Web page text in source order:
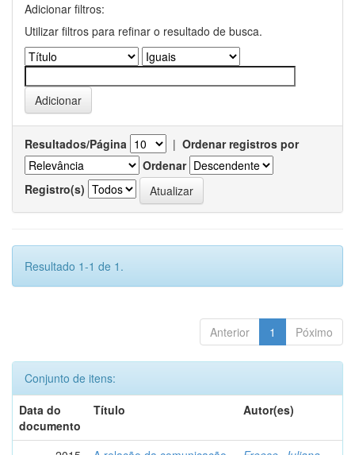
Adicionar filtros:
Utilizar filtros para refinar o resultado de busca.
Resultados/Página | Ordenar registros por
Ordenar
Registro(s)
Resultado 1-1 de 1.
Anterior 1 Póximo
Conjunto de itens:
Data do
documento
Título Autor(es)